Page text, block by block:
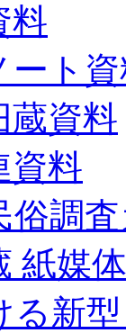
料
ート
蔵資料
資料
調査
紙媒
る新